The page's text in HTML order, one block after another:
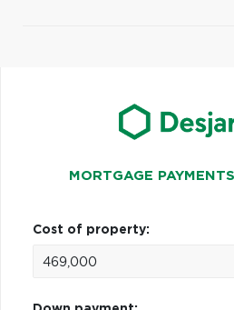
MORTGAGE
Cost of property: